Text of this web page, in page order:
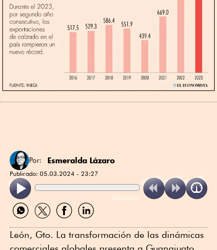
Por: Esmeralda Lázaro
Publicado: 05.03.2024 - 23:27
ReadSpeaker
Compartir
por
Compartir
por
Compartir
por
Compartir
por
León, Gto. La transformación de las dinámicas